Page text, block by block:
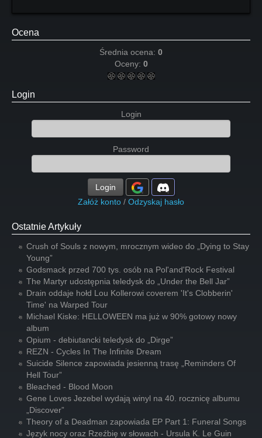
Ocena
Średnia ocena: 0
Oceny: 0
Login
Login
Password
Login
Załóż konto / Odzyskaj hasło
Ostatnie Artykuły
Crush of Souls z nowym, mrocznym wideo do „Dying to Stay
Young”
Godsmack przed 700 tys. osób na Pol'and'Rock Festival
The Martyr udostępnia teledysk do „Under the Bell Jar”
Drain oddaje hołd Lou Kollerowi coverem 'It's Clobberin'
Time' na Warped Tour
Michael Kiske: HELLOWEEN ma już w 90% gotowy nowy
album
Opium - debiutancki teledysk do „Dirge”
REZN - Cycles In The Infinite Dream
Suicide Silence zapowiada jesienną trasę „Reminders Of
Hell Tour”
Bleached - Blood Moon
Gene Loves Jezebel wydają winyl na 40. rocznicę albumu
„Discover”
Theory of a Deadman zapowiada EP Part 1: Funeral Songs
Język nocy oraz Rzeźbię w słowach - Ursula K. Le Guin